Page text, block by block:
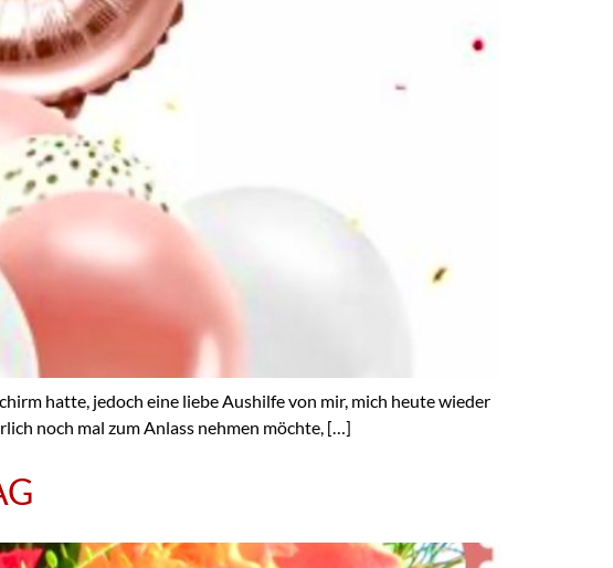
hatte, jedoch eine liebe Aushilfe von mir, mich heute wieder
noch mal zum Anlass nehmen möchte, […]